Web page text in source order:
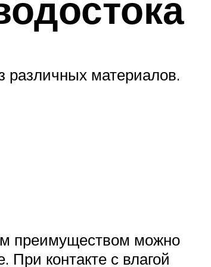
различных материалов.
преимуществом можно
При контакте с влагой